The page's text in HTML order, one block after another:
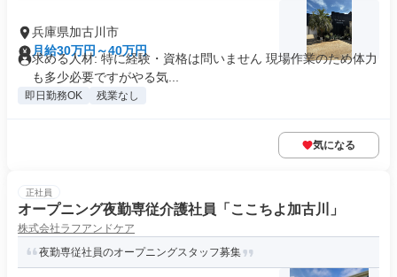
兵庫県加古川市
月給30万円～40万円
求める人材: 特に経験・資格は問いません 現場作業のため体力
も多少必要ですがやる気...
即日勤務OK 残業なし
気になる
正社員
オープニング夜勤専従介護社員「ここちよ加古川」
株式会社ラフアンドケア
夜勤専従社員のオープニングスタッフ募集